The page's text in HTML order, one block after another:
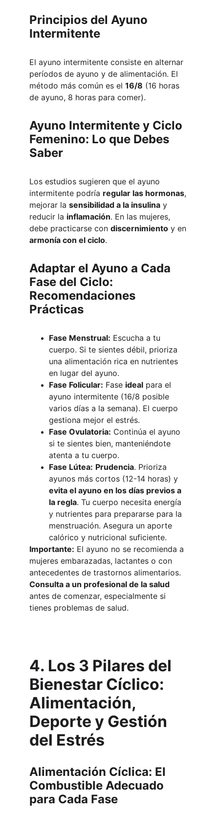
Principios del Ayuno
Intermitente
El ayuno intermitente consiste en alternar
períodos de ayuno y de alimentación. El
método más común es el 16/8 (16 horas
de ayuno, 8 horas para comer).
Ayuno Intermitente y Ciclo
Femenino: Lo que Debes
Saber
Los estudios sugieren que el ayuno
intermitente podría regular las hormonas,
mejorar la sensibilidad a la insulina y
reducir la inflamación. En las mujeres,
debe practicarse con discernimiento y en
armonía con el ciclo.
Adaptar el Ayuno a Cada
Fase del Ciclo:
Recomendaciones
Prácticas
Fase Menstrual: Escucha a tu
cuerpo. Si te sientes débil, prioriza
una alimentación rica en nutrientes
en lugar del ayuno.
Fase Folicular: Fase ideal para el
ayuno intermitente (16/8 posible
varios días a la semana). El cuerpo
gestiona mejor el estrés.
Fase Ovulatoria: Continúa el ayuno
si te sientes bien, manteniéndote
atenta a tu cuerpo.
Fase Lútea: Prudencia. Prioriza
ayunos más cortos (12-14 horas) y
evita el ayuno en los días previos a
la regla. Tu cuerpo necesita energía
y nutrientes para prepararse para la
menstruación. Asegura un aporte
calórico y nutricional suficiente.
Importante: El ayuno no se recomienda a
mujeres embarazadas, lactantes o con
antecedentes de trastornos alimentarios.
Consulta a un profesional de la salud
antes de comenzar, especialmente si
tienes problemas de salud.
4. Los 3 Pilares del
Bienestar Cíclico:
Alimentación,
Deporte y Gestión
del Estrés
Alimentación Cíclica: El
Combustible Adecuado
para Cada Fase